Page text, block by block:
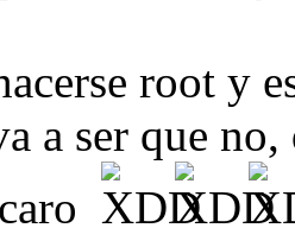
root y
a ser que